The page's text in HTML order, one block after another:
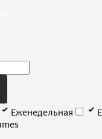
Еженедельная